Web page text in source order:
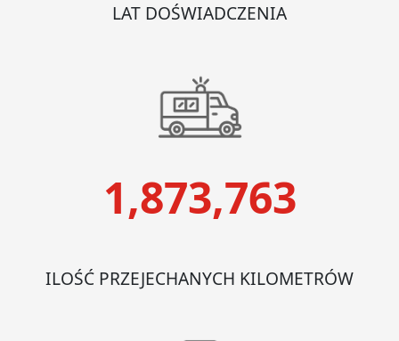
LAT DOŚWIADCZENIA
1,873,763
ILOŚĆ PRZEJECHANYCH KILOMETRÓW